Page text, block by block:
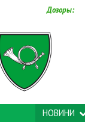
Дозоры:
НОВИНИ